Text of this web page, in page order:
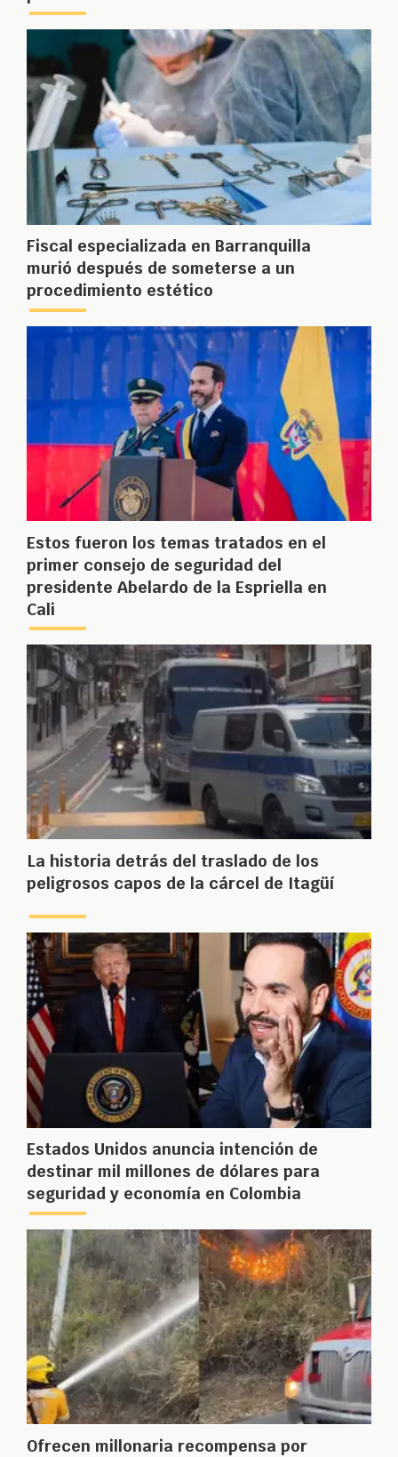
Fiscal especializada en Barranquilla
murió después de someterse a un
procedimiento estético
Estos fueron los temas tratados en el
primer consejo de seguridad del
presidente Abelardo de la Espriella en
Cali
La historia detrás del traslado de los
peligrosos capos de la cárcel de Itagüí
Estados Unidos anuncia intención de
destinar mil millones de dólares para
seguridad y economía en Colombia
Ofrecen millonaria recompensa por